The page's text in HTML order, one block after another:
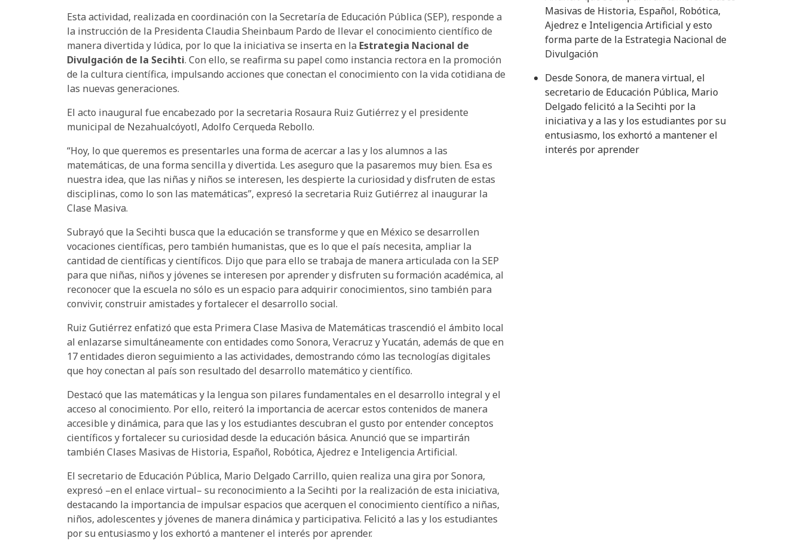
Esta actividad, realizada en coordinación con la Secretaría de Educación Pública (SEP), responde a
la instrucción de la Presidenta Claudia Sheinbaum Pardo de llevar el conocimiento científico de
manera divertida y lúdica, por lo que la iniciativa se inserta en la Estrategia Nacional de
Divulgación de la Secihti. Con ello, se reafirma su papel como instancia rectora en la promoción
de la cultura científica, impulsando acciones que conectan el conocimiento con la vida cotidiana de
las nuevas generaciones.
El acto inaugural fue encabezado por la secretaria Rosaura Ruiz Gutiérrez y el presidente
municipal de Nezahualcóyotl, Adolfo Cerqueda Rebollo.
“Hoy, lo que queremos es presentarles una forma de acercar a las y los alumnos a las
matemáticas, de una forma sencilla y divertida. Les aseguro que la pasaremos muy bien. Esa es
nuestra idea, que las niñas y niños se interesen, les despierte la curiosidad y disfruten de estas
disciplinas, como lo son las matemáticas”, expresó la secretaria Ruiz Gutiérrez al inaugurar la
Clase Masiva.
Subrayó que la Secihti busca que la educación se transforme y que en México se desarrollen
vocaciones científicas, pero también humanistas, que es lo que el país necesita, ampliar la
cantidad de científicas y científicos. Dijo que para ello se trabaja de manera articulada con la SEP
para que niñas, niños y jóvenes se interesen por aprender y disfruten su formación académica, al
reconocer que la escuela no sólo es un espacio para adquirir conocimientos, sino también para
convivir, construir amistades y fortalecer el desarrollo social.
Ruiz Gutiérrez enfatizó que esta Primera Clase Masiva de Matemáticas trascendió el ámbito local
al enlazarse simultáneamente con entidades como Sonora, Veracruz y Yucatán, además de que en
17 entidades dieron seguimiento a las actividades, demostrando cómo las tecnologías digitales
que hoy conectan al país son resultado del desarrollo matemático y científico.
Destacó que las matemáticas y la lengua son pilares fundamentales en el desarrollo integral y el
acceso al conocimiento. Por ello, reiteró la importancia de acercar estos contenidos de manera
accesible y dinámica, para que las y los estudiantes descubran el gusto por entender conceptos
científicos y fortalecer su curiosidad desde la educación básica. Anunció que se impartirán
también Clases Masivas de Historia, Español, Robótica, Ajedrez e Inteligencia Artificial.
El secretario de Educación Pública, Mario Delgado Carrillo, quien realiza una gira por Sonora,
expresó –en el enlace virtual– su reconocimiento a la Secihti por la realización de esta iniciativa,
destacando la importancia de impulsar espacios que acerquen el conocimiento científico a niñas,
niños, adolescentes y jóvenes de manera dinámica y participativa. Felicitó a las y los estudiantes
por su entusiasmo y los exhortó a mantener el interés por aprender.
Masivas de Historia, Español, Robótica,
Ajedrez e Inteligencia Artificial y esto
forma parte de la Estrategia Nacional de
Divulgación
Desde Sonora, de manera virtual, el
secretario de Educación Pública, Mario
Delgado felicitó a la Secihti por la
iniciativa y a las y los estudiantes por su
entusiasmo, los exhortó a mantener el
interés por aprender